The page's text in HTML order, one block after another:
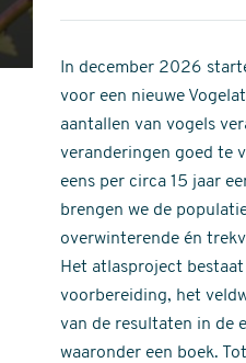
stars
of
stars
In december 2026
voor een nieuwe
aantallen van vogels
veranderingen goed te
eens per circa 15 jaar
brengen we de
overwinterende én
Het atlasproject
voorbereiding, het
van de resultaten in de
waaronder een boek.